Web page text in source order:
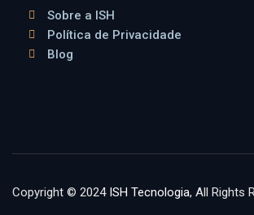
Sobre a ISH
Política de Privacidade
Blog
Copyright © 2024 ISH Tecnologia, All Rights